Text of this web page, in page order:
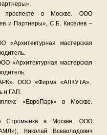
проспекте в Москве. ООО
и Партнеры», С.Б. Киселев –
мастерская
«Архитектурная мастерская
ООО «Фирма «АЛКУТА»,
и ГАП.
«ЕвроПарк» в Москве.
Стромынка в Москве. ООО
Николай Всеволодович